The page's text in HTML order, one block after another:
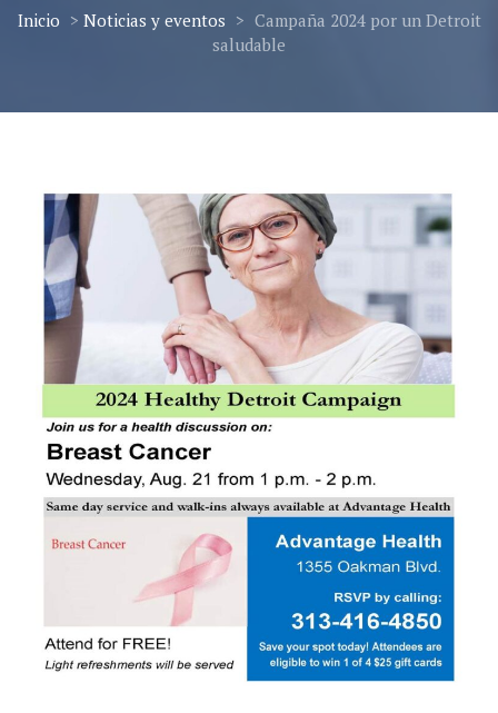
Inicio > Noticias y eventos > Campaña 2024 por un Detroit
saludable